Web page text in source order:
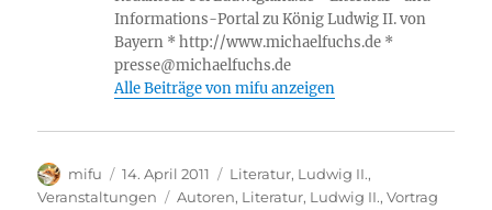
is
h
Li
st
Informations-Portal zu König Ludwig II. von
Bayern * http://www.michaelfuchs.de *
presse@michaelfuchs.de
Alle Beiträge von mifu anzeigen
Autor
mifu
Veröffentlicht
am
14. April 2011 Kategorien
Literatur, Ludwig II.,
Veranstaltungen
Schlagwörter
Autoren, Literatur, Ludwig II.,Vortrag